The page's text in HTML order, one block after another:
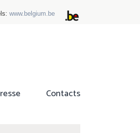
www.belgium.be
Contacts